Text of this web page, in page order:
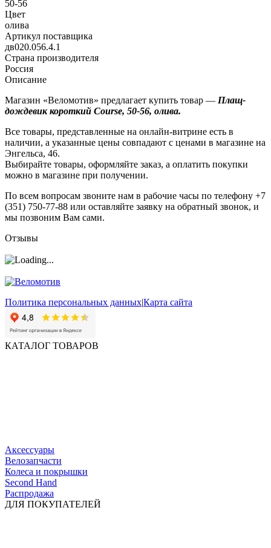
50-56
Цвет
олива
Артикул поставщика
дв020.056.4.1
Страна производителя
Россия
Описание
Магазин «Веломотив» предлагает купить товар — Плащ-
дождевик короткий Course, 50-56, олива.
Все товары, представленные на онлайн-витрине есть в
наличии, а указанные цены совпадают с ценами в магазине на
Энгельса, 46.
Выбирайте товары, оформляйте заказ, а оплатить покупки
можно в магазине при получении.
По всем вопросам звоните нам в рабочие часы по телефону +7
(351) 750-77-88 или оставляйте заявку на обратный звонок, и
мы позвоним Вам сами.
Отзывы
Политика персональных данных|Карта сайта
КАТАЛОГ ТОВАРОВ
Аксессуары
Велозапчасти
Колеса и покрышки
Second Hand
Распродажа
ДЛЯ ПОКУПАТЕЛЕЙ